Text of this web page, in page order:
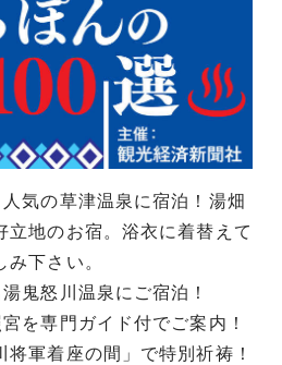
気の草津温泉に宿泊！湯畑
立地のお宿。浴衣に着替えて
下さい。
鬼怒川温泉にご宿泊！
を専門ガイド付でご案内！
軍着座の間」で特別祈祷！